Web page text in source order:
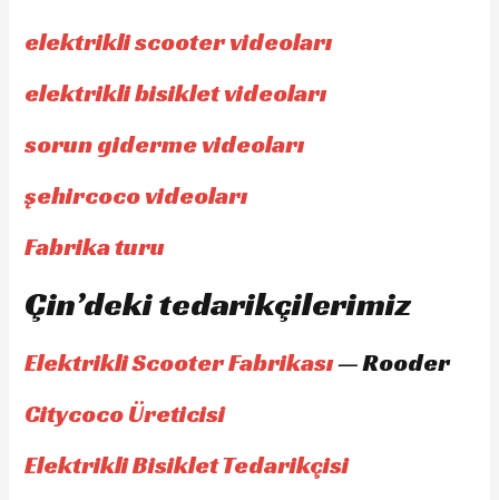
elektrikli scooter videoları
elektrikli bisiklet videoları
sorun giderme videoları
şehircoco videoları
Fabrika turu
Çin’deki tedarikçilerimiz
Elektrikli Scooter Fabrikası— Rooder
Citycoco Üreticisi
Elektrikli Bisiklet Tedarikçisi